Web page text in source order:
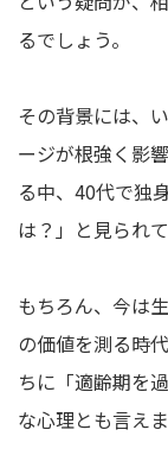
るでしょう。
その背景には、
ージが根強く影
る中、40代で独
は？」と見られ
もちろん、今は
の価値を測る時
ちに「適齢期を
な心理とも言えま